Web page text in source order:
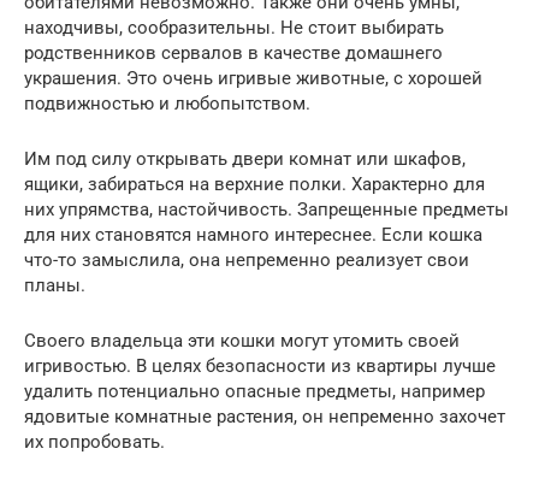
находчивы, сообразительны. Не стоит выбирать
родственников сервалов в качестве домашнего
украшения. Это очень игривые животные, с хорошей
подвижностью и любопытством.
Им под силу открывать двери комнат или шкафов,
ящики, забираться на верхние полки. Характерно для
них упрямства, настойчивость. Запрещенные предметы
для них становятся намного интереснее. Если кошка
что-то замыслила, она непременно реализует свои
планы.
Своего владельца эти кошки могут утомить своей
игривостью. В целях безопасности из квартиры лучше
удалить потенциально опасные предметы, например
ядовитые комнатные растения, он непременно захочет
их попробовать.